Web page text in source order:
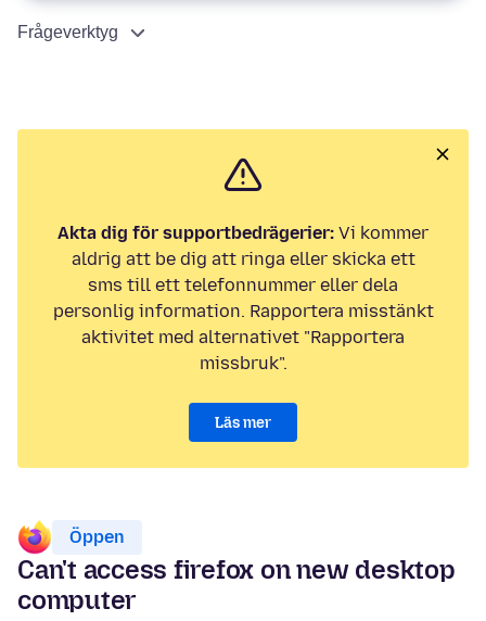
Frågeverktyg
Akta dig för supportbedrägerier: Vi kommer
aldrig att be dig att ringa eller skicka ett
sms till ett telefonnummer eller dela
personlig information. Rapportera misstänkt
aktivitet med alternativet "Rapportera
missbruk".
Läs mer
Öppen
Can't access firefox on new desktop
computer